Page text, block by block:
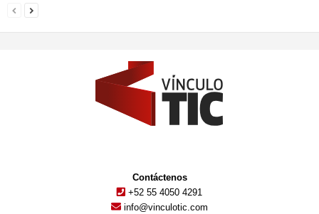
Contáctenos
+52 55 4050 4291
info@vinculotic.com